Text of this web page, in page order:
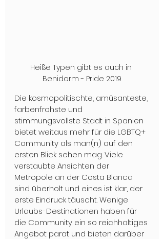
Heiße Typen gibt es auch in
Benidorm - Pride 2019
Die kosmopolitischte, amüsanteste,
farbenfrohste und
stimmungsvollste Stadt in Spanien
bietet weitaus mehr für die LGBTQ+
Community als man(n) auf den
ersten Blick sehen mag. Viele
verstaubte Ansichten der
Metropole an der Costa Blanca
sind überholt und eines ist klar, der
erste Eindruck täuscht. Wenige
Urlaubs-Destinationen haben für
die Community ein so reichhaltiges
Angebot parat und bieten darüber